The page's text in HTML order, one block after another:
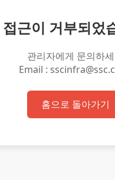
접근이 거부되었
관리자에게 문의하
Email :
홈으로 돌아가기